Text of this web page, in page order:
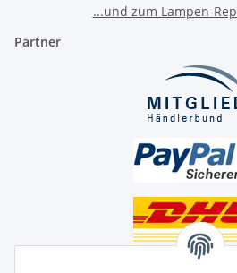
...und zum Lampen-
Partner